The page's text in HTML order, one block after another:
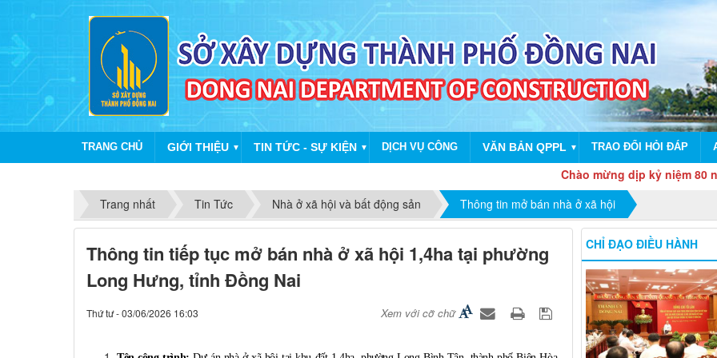
TRANG CHỦ GIỚI THIỆU ▼ TIN TỨC - SỰ KIỆN ▼ DỊCH VỤ CÔNG VĂN BẢN QPPL ▼ TRAO ĐỔI HỎI ĐÁP
Chào mừng dịp kỷ niệm 80 năm
Trang nhất
Tin Tức Nhà ở xã hội và bất động sản Thông tin mở bán nhà ở xã hội
Thông tin tiếp tục mở bán nhà ở xã hội 1,4ha tại phường
Long Hưng, tỉnh Đồng Nai
Thứ tư - 03/06/2026 16:03 Xem với cỡ chữ
CHỈ ĐẠO ĐIỀU HÀNH